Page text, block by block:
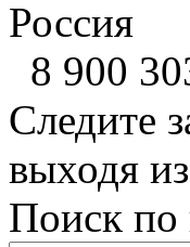
Россия
8 900
Следите
выходя
Поиск по